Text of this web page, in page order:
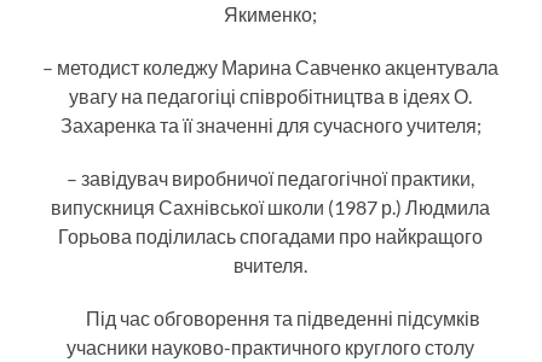
Якименко;
– методист коледжу Марина Савченко акцентувала
увагу на педагогіці співробітництва в ідеях О.
Захаренка та її значенні для сучасного учителя;
– завідувач виробничої педагогічної практики,
випускниця Сахнівської школи (1987 р.) Людмила
Горьова поділилась спогадами про найкращого
вчителя.
Під час обговорення та підведенні підсумків
учасники науково-практичного круглого столу